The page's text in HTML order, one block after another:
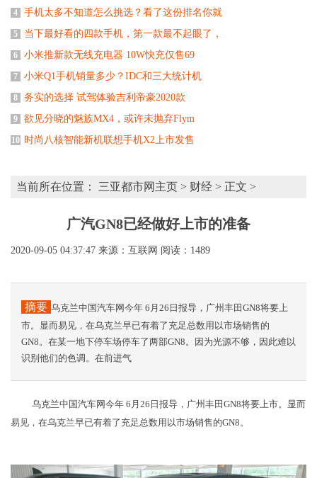
4 手机太多不知道怎么挑选？看了这份排名你就
5 当下最好看的四款手机，第一款最不起眼了，
6 小米推新款无线充电器 10W快充仅售69
7 小米Q1手机销量多少？IDC和三大统计机
8 务实的选择 试驾体验吉利帝豪2020款
9 欲见分晓的魅族MX4，或许未抛弃Flym
10 时尚八核智能新机联想手机X2上市发售
当前所在位置： 三亚都市网主页 > 财经 > 正文 >
广汽GN8已经做好上市的准备
2020-09-05 04:37:47 来源：互联网 阅读：1489
摘要 乌克兰中国汽车网今年 6月26日报导，广州丰田GN8将要上
市。显而易见，在乌克兰早已有着了充足总数用以市场销售的
GN8。在某一地下停车场停车了两部GN8。因为光源不够，因此难以
识别他们的色调。在前进气
乌克兰中国汽车网今年 6月26日报导，广州丰田GN8将要上市。显而
易见，在乌克兰早已有着了充足总数用以市场销售的GN8。